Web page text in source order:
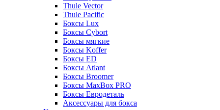
Thule Vector
Thule Pacific
Боксы Lux
Боксы Cybort
Боксы мягкие
Боксы Koffer
Боксы ED
Боксы Atlant
Боксы Broomer
Боксы MaxBox PRO
Боксы Евродеталь
Аксессуары для бокса